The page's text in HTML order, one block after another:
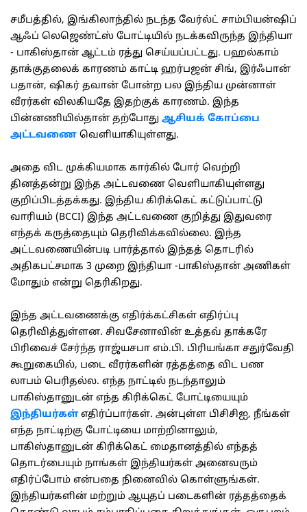
சமீபத்தில், இங்கிலாந்தில் நடந்த வேர்ல்ட் சாம்பியன்ஷிப்
ஆஃப் லெஜெண்ட்ஸ் போட்டியில் நடக்கவிருந்த இந்தியா
- பாகிஸ்தான் ஆட்டம் ரத்து செய்யப்பட்டது. பஹல்காம்
தாக்குதலைக் காரணம் காட்டி ஹர்பஜன் சிங், இர்ஃபான்
பதான், ஷிகர் தவான் போன்ற பல இந்திய முன்னாள்
வீரர்கள் விலகியதே இதற்குக் காரணம். இந்த
பின்னணியில்தான் தற்போது ஆசியக் கோப்பை
அட்டவணை வெளியாகியுள்ளது.
அதை விட முக்கியமாக கார்கில் போர் வெற்றி
தினத்தன்று இந்த அட்டவணை வெளியாகியுள்ளது
குறிப்பிடத்தக்கது. இந்திய கிரிக்கெட் கட்டுப்பாட்டு
வாரியம் (BCCI) இந்த அட்டவணை குறித்து இதுவரை
எந்தக் கருத்தையும் தெரிவிக்கவில்லை. இந்த
அட்டவணையின்படி பார்த்தால் இந்தத் தொடரில்
அதிகபட்சமாக 3 முறை இந்தியா -பாகிஸ்தான் அணிகள்
மோதும் என்று தெரிகிறது.
இந்த அட்டவணைக்கு எதிர்க்கட்சிகள் எதிர்ப்பு
தெரிவித்துள்ளன. சிவசேனாவின் உத்தவ் தாக்கரே
பிரிவைச் சேர்ந்த ராஜ்யசபா எம்.பி. பிரியங்கா சதுர்வேதி
கூறுகையில், படை வீரர்களின் ரத்தத்தை விட பண
லாபம் பெரிதல்ல. எந்த நாட்டில் நடந்தாலும்
பாகிஸ்தானுடன் எந்த கிரிக்கெட் போட்டியையும்
இந்தியர்கள்எதிர்ப்பார்கள். அன்புள்ள பிசிசிஐ, நீங்கள்
எந்த நாட்டிற்கு போட்டியை மாற்றினாலும்,
பாகிஸ்தானுடன் கிரிக்கெட் மைதானத்தில் எந்தத்
தொடர்பையும் நாங்கள் இந்தியர்கள் அனைவரும்
எதிர்ப்போம் என்பதை நினைவில் கொள்ளுங்கள்.
இந்தியர்களின் மற்றும் ஆயுதப் படைகளின் ரத்தத்தைக்